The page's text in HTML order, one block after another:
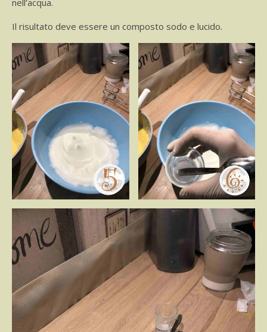
Il risultato deve essere un composto sodo e lucido.